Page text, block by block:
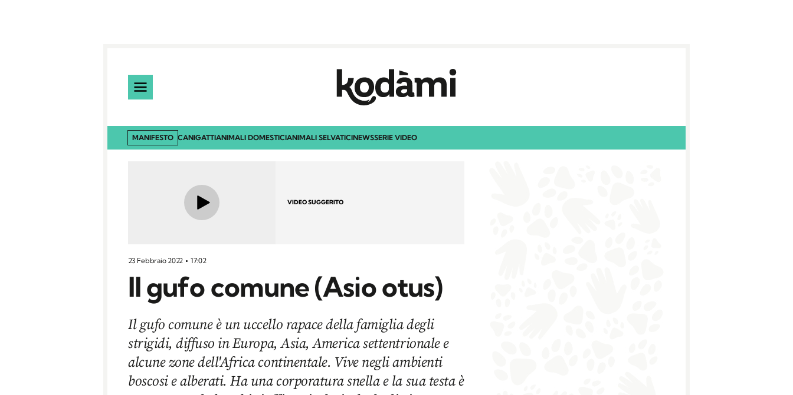
MANIFESTO CANIGATTIANIMALI DOMESTICIANIMALI SELVATICINEWSSERIE VIDEO
VIDEO SUGGERITO
23 Febbraio 2022 17:02
Il gufo comune (Asio otus)
Il gufo comune è un uccello rapace della famiglia degli
strigidi, diffuso in Europa, Asia, America settentrionale e
alcune zone dell'Africa continentale. Vive negli ambienti
boscosi e alberati. Ha una corporatura snella e la sua testa è